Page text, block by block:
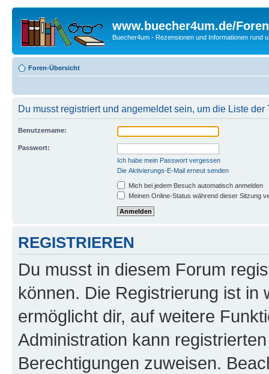
www.buecher4um.de/Foren
Buecher4um - Rezensionen und Informationen rund
Foren-Übersicht
Du musst registriert und angemeldet sein, um die Liste
Benutzername:
Passwort:
Ich habe mein Passwort vergessen
Die Aktivierungs-E-Mail erneut senden
Mich bei jedem Besuch automatisch anmelden
Meinen Online-Status während dieser Sitzung
REGISTRIEREN
Du musst in diesem Forum
können. Die Registrierung ist in
ermöglicht dir, auf weitere
Administration kann
Berechtigungen zuweisen.